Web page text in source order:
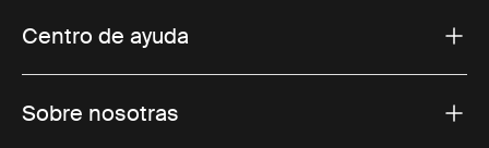
Centro de ayuda
Sobre nosotras